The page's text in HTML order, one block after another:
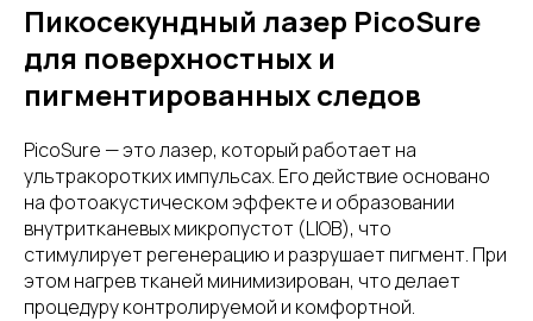
Пикосекундный лазер PicoSure
для поверхностных и
пигментированных следов
PicoSure — это лазер, который работает на
ультракоротких импульсах. Его действие основано
на фотоакустическом эффекте и образовании
внутритканевых микропустот (LIOB), что
стимулирует регенерацию и разрушает пигмент. При
этом нагрев тканей минимизирован, что делает
процедуру контролируемой и комфортной.